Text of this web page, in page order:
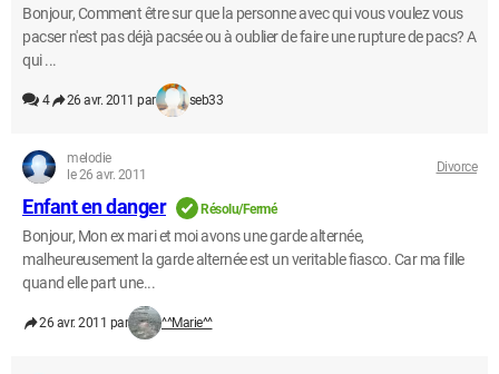
Bonjour, Comment être sur que la personne avec qui vous voulez vous
pacser n'est pas déjà pacsée ou à oublier de faire une rupture de pacs? A
qui ...
4 26 avr. 2011 par seb33
melodie
le 26 avr. 2011
Divorce
Enfant en danger Résolu/Fermé
Bonjour, Mon ex mari et moi avons une garde alternée,
malheureusement la garde alternée est un veritable fiasco. Car ma fille
quand elle part une...
26 avr. 2011 par ^^Marie^^